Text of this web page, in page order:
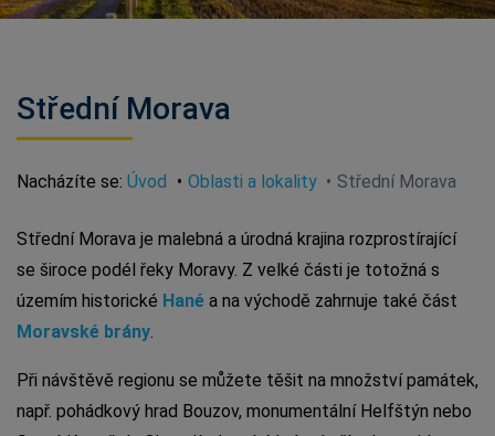
Střední Morava
Nacházíte se: Úvod Oblasti a lokality Střední Morava
Střední Morava je malebná a úrodná krajina rozprostírající
se široce podél řeky Moravy. Z velké části je totožná s
územím historické Hané a na východě zahrnuje také část
Moravské brány.
Při návštěvě regionu se můžete těšit na množství památek,
např. pohádkový hrad Bouzov, monumentální Helfštýn nebo